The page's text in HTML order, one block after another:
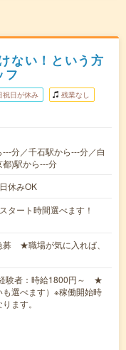
ない！という方
フ
祝日が休み 残業なし
分／千石駅から---分／白
都)駅から---分
休みOK
ート時間選べます！
★職場が気に入れば、
験者：時給1800円～ ★
選べます）※稼働開始時
ます。